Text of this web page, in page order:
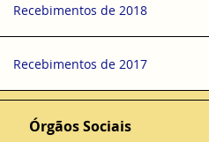
Recebimentos de 2018
Recebimentos de 2017
Órgãos Sociais